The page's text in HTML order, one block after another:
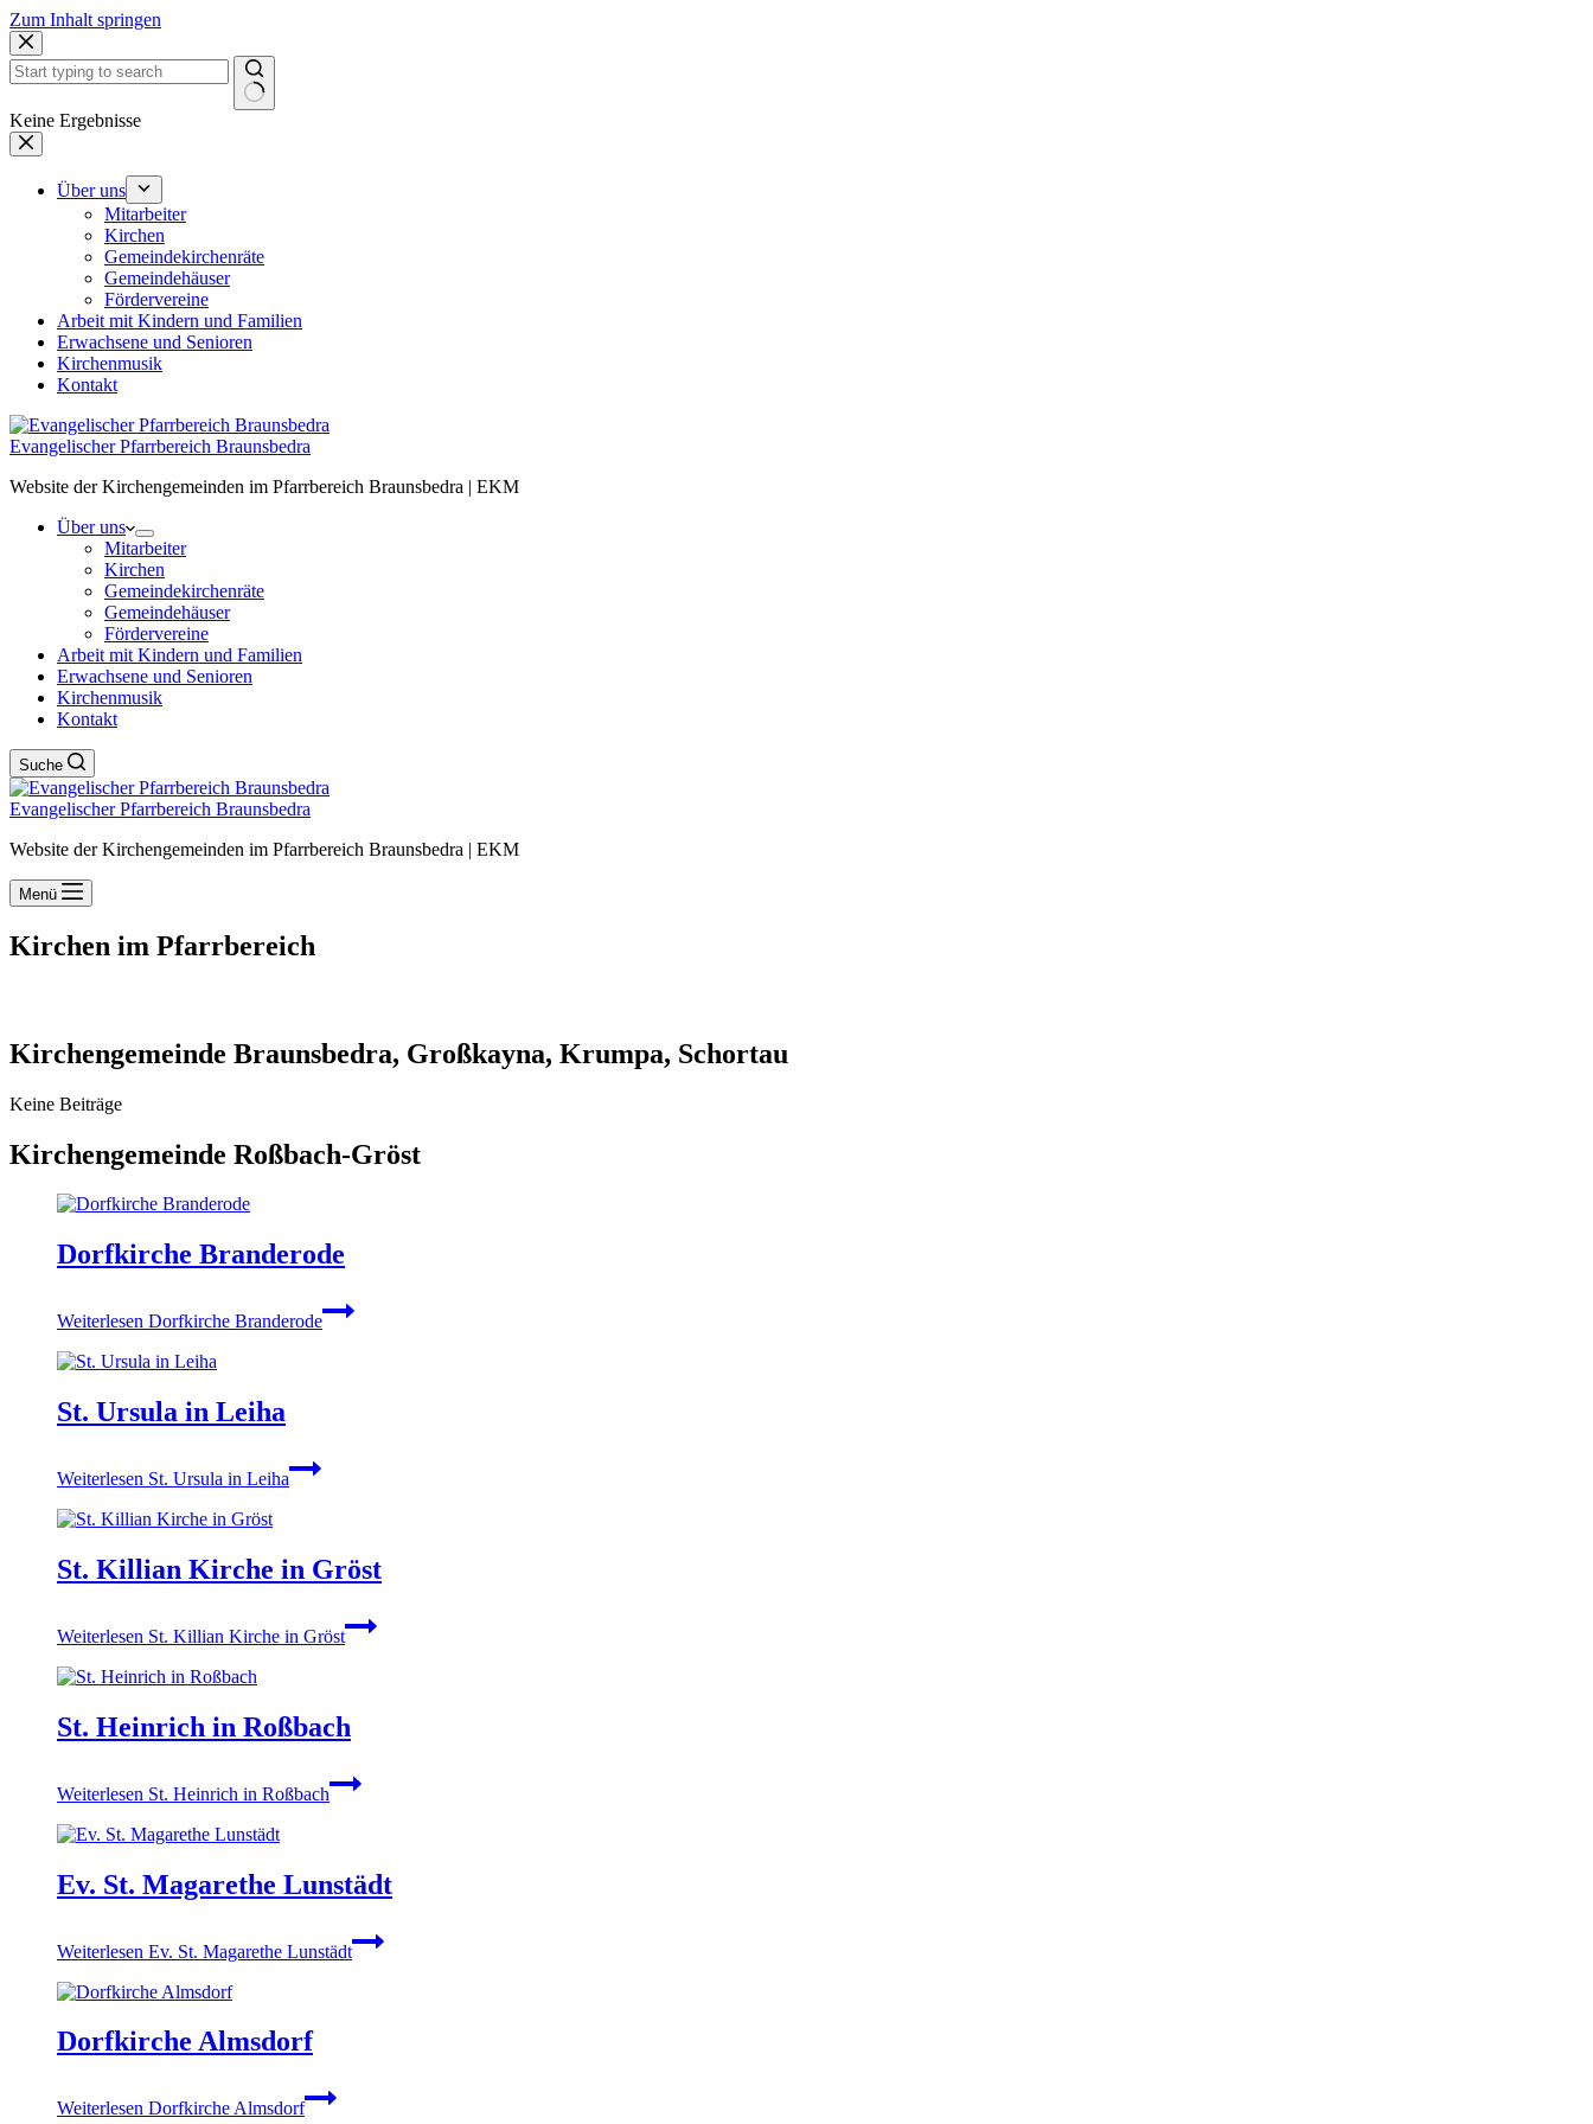
Zum Inhalt springen
Keine Ergebnisse
Über uns
Mit­ar­bei­ter
Kir­chen
Gemein­de­kir­chen­rä­te
Gemein­de­häu­ser
För­der­ver­ei­ne
Arbeit mit Kin­dern und Fami­li­en
Erwach­se­ne und Senio­ren
Kir­chen­mu­sik
Kon­takt
Evangelischer Pfarrbereich Braunsbedra
Website der Kirchengemeinden im Pfarrbereich Braunsbedra | EKM
Über uns
Mit­ar­bei­ter
Kir­chen
Gemein­de­kir­chen­rä­te
Gemein­de­häu­ser
För­der­ver­ei­ne
Arbeit mit Kin­dern und Fami­li­en
Erwach­se­ne und Senio­ren
Kir­chen­mu­sik
Kon­takt
Suche
Evangelischer Pfarrbereich Braunsbedra
Website der Kirchengemeinden im Pfarrbereich Braunsbedra | EKM
Menü
Kir­chen im Pfarr­be­reich
Kir­chen­ge­mein­de Brauns­be­dra, Groß­kay­na, Krum­pa, Schortau
Kei­ne Bei­trä­ge
Kir­chen­ge­mein­de Roß­bach-Gröst
Dorf­kir­che Bran­dero­de
Wei­ter­le­sen Dorf­kir­che Bran­dero­de
St. Ursu­la in Lei­ha
Wei­ter­le­sen St. Ursu­la in Lei­ha
St. Kil­li­an Kir­che in Gröst
Wei­ter­le­sen St. Kil­li­an Kir­che in Gröst
St. Hein­rich in Roß­bach
Wei­ter­le­sen St. Hein­rich in Roß­bach
Ev. St. Maga­re­the Lun­städt
Wei­ter­le­sen Ev. St. Maga­re­the Lun­städt
Dorf­kir­che Alms­dorf
Wei­ter­le­sen Dorf­kir­che Alms­dorf